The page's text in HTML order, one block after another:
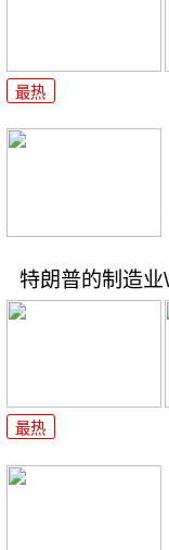
最热
特朗普的制造业
最热